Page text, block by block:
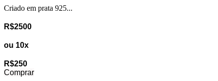
Criado em prata 925...
R$2500
ou 10x
R$250
Comprar